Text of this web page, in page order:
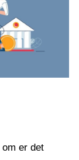
er det